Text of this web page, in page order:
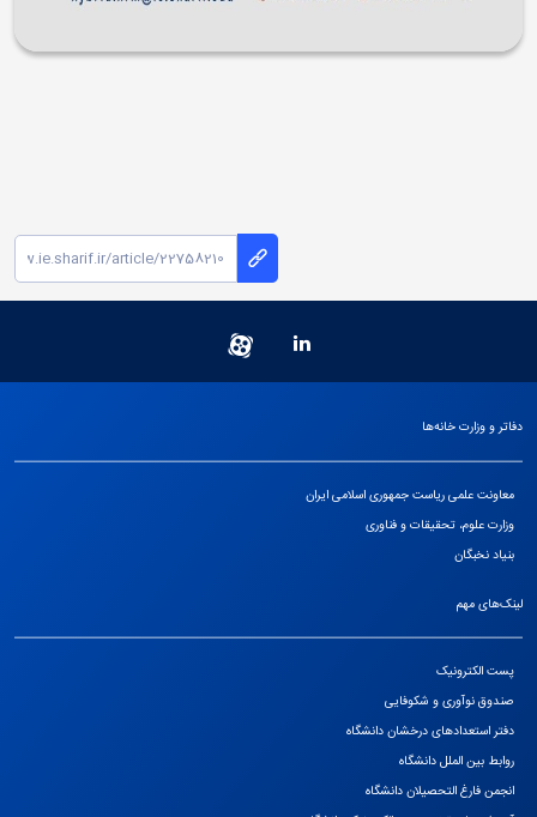
دفاتر و وزارت خانه‌ها
معاونت علمی ریاست جمهوری اسلامی ایران
وزارت علوم، تحقیقات و فناوری
بنیاد نخبگان
لینک‌های مهم
پست الکترونیک
صندوق نوآوری و شکوفایی
دفتر استعدادهای درخشان دانشگاه
روابط بین الملل دانشگاه
انجمن فارغ التحصیلان دانشگاه